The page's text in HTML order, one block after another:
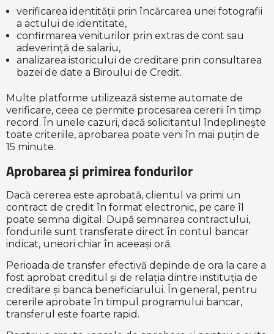
verificarea identității prin încărcarea unei fotografii
a actului de identitate,
confirmarea veniturilor prin extras de cont sau
adeverință de salariu,
analizarea istoricului de creditare prin consultarea
bazei de date a Biroului de Credit.
Multe platforme utilizează sisteme automate de
verificare, ceea ce permite procesarea cererii în timp
record. În unele cazuri, dacă solicitantul îndeplinește
toate criteriile, aprobarea poate veni în mai puțin de
15 minute.
Aprobarea și primirea fondurilor
Dacă cererea este aprobată, clientul va primi un
contract de credit în format electronic, pe care îl
poate semna digital. După semnarea contractului,
fondurile sunt transferate direct în contul bancar
indicat, uneori chiar în aceeași oră.
Perioada de transfer efectivă depinde de ora la care a
fost aprobat creditul și de relația dintre instituția de
creditare și banca beneficiarului. În general, pentru
cererile aprobate în timpul programului bancar,
transferul este foarte rapid.